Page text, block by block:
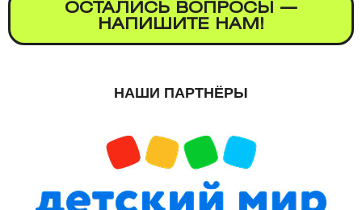
ОСТАЛИСЬ ВОПРОСЫ —
НАПИШИТЕ НАМ!
НАШИ ПАРТНЁРЫ